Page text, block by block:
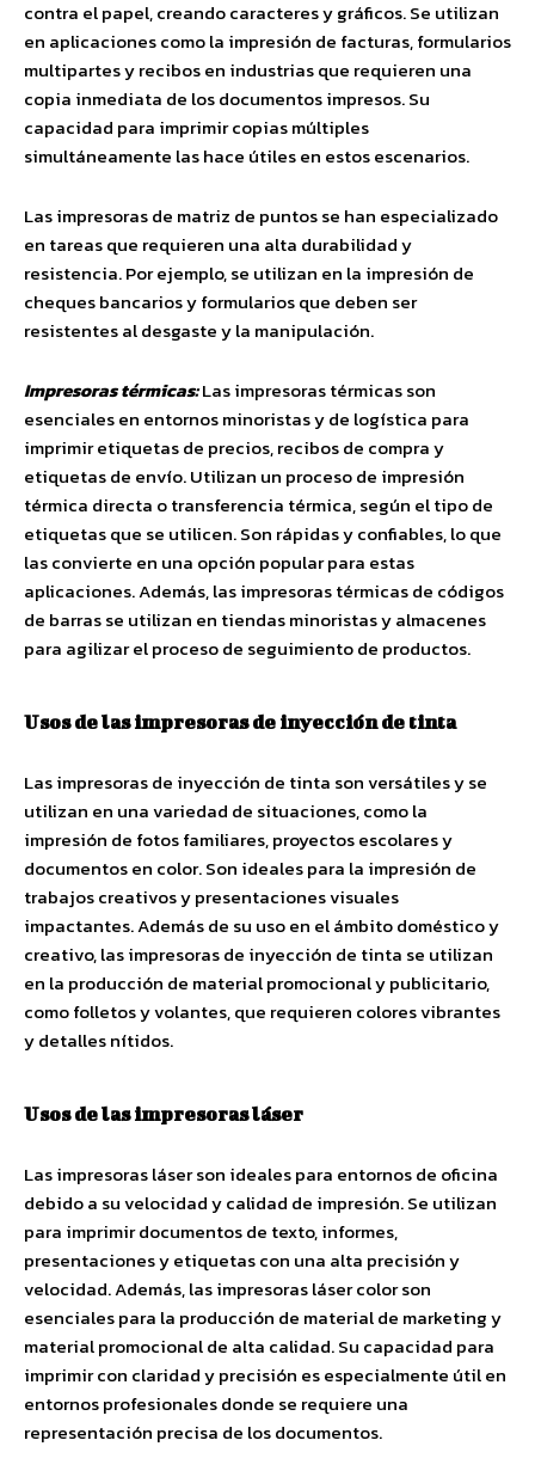
contra el papel, creando caracteres y gráficos. Se utilizan
en aplicaciones como la impresión de facturas, formularios
multipartes y recibos en industrias que requieren una
copia inmediata de los documentos impresos. Su
capacidad para imprimir copias múltiples
simultáneamente las hace útiles en estos escenarios.
Las impresoras de matriz de puntos se han especializado
en tareas que requieren una alta durabilidad y
resistencia. Por ejemplo, se utilizan en la impresión de
cheques bancarios y formularios que deben ser
resistentes al desgaste y la manipulación.
Impresoras térmicas:Las impresoras térmicas son
esenciales en entornos minoristas y de logística para
imprimir etiquetas de precios, recibos de compra y
etiquetas de envío. Utilizan un proceso de impresión
térmica directa o transferencia térmica, según el tipo de
etiquetas que se utilicen. Son rápidas y confiables, lo que
las convierte en una opción popular para estas
aplicaciones. Además, las impresoras térmicas de códigos
de barras se utilizan en tiendas minoristas y almacenes
para agilizar el proceso de seguimiento de productos.
Usos de las impresoras de inyección de tinta
Las impresoras de inyección de tinta son versátiles y se
utilizan en una variedad de situaciones, como la
impresión de fotos familiares, proyectos escolares y
documentos en color. Son ideales para la impresión de
trabajos creativos y presentaciones visuales
impactantes. Además de su uso en el ámbito doméstico y
creativo, las impresoras de inyección de tinta se utilizan
en la producción de material promocional y publicitario,
como folletos y volantes, que requieren colores vibrantes
y detalles nítidos.
Usos de las impresoras láser
Las impresoras láser son ideales para entornos de oficina
debido a su velocidad y calidad de impresión. Se utilizan
para imprimir documentos de texto, informes,
presentaciones y etiquetas con una alta precisión y
velocidad. Además, las impresoras láser color son
esenciales para la producción de material de marketing y
material promocional de alta calidad. Su capacidad para
imprimir con claridad y precisión es especialmente útil en
entornos profesionales donde se requiere una
representación precisa de los documentos.